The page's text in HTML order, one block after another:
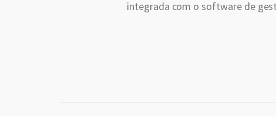
integrada com o software de